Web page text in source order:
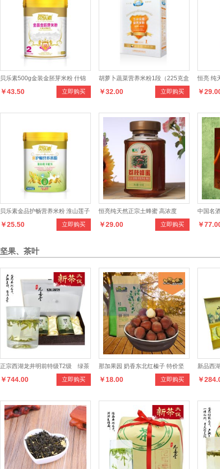
贝乐素500g金装金胚芽米粉 什锦
水果米粉2段 立即购买
￥43.50
胡萝卜蔬菜营养米粉1段（225克盒
装） 立即购买
￥32.00
恒亮 纯
装 优质
￥
贝乐素金品护畅营养米粉 淮山莲子
配方辅食初期-36个月的宝宝食用
立即购买
￥25.50
恒亮纯天然正宗土蜂蜜 高浓度
500g荔枝蜜 优质蜂蜜源立即购买
￥29.00
中国名
500ml
￥
坚果、茶叶
正宗西湖龙井明前特级T2级 绿茶
150克礼盒装茶叶 立即购买
￥744.00
那加果园 奶香东北红榛子 特价坚
果零食 清香开口红榛子 250g装
立即购买
￥18.00
新品西
克罐装
￥